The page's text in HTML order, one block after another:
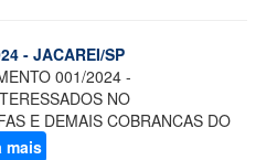
- JACAREI/SP
001/2024 -
NO
E DEMAIS COBRANCAS DO
mais